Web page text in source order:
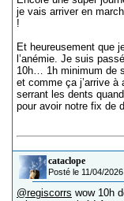
je vais arriver en
!
Et heureusement que
l’anémie. Je suis
10h… 1h minimum de
et comme ça j’arrive à
serrant les dents
pour avoir notre fix de
cataclope
Posté le 11/04/
@regiscorrs wow 10h